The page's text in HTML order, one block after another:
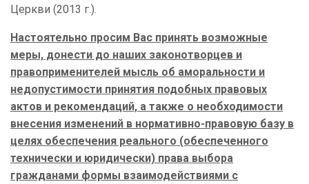
Церкви (2013 г.).
Настоятельно просим Вас принять возможные
меры, донести до наших законотворцев и
правоприменителей мысль об аморальности и
недопустимости принятия подобных правовых
актов и рекомендаций, а также о необходимости
внесения изменений в нормативно-правовую базу в
целях обеспечения реального (обеспеченного
технически и юридически) права выбора
гражданами формы взаимодействиями с